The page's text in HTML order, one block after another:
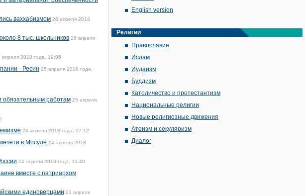
ваххабизмом 26 апреля 2018
8 тыс. школьников 26 апреля
апреля 2018 года, 19:05
- Ресин 25 апреля 2018 года,
обязательным работам 25 апреля
24 апреля 2018 года, 17:12
в Мосуле 24 апреля 2018
24 апреля 2018 года, 13:40
вместе с патриархом
единоверцами 23 апреля
English version
Религии
Православие
Ислам
Иудаизм
Буддизм
Католичество и протестантизм
Национальные религии
Новые религиозные движения
Атеизм и секуляризм
Диалог